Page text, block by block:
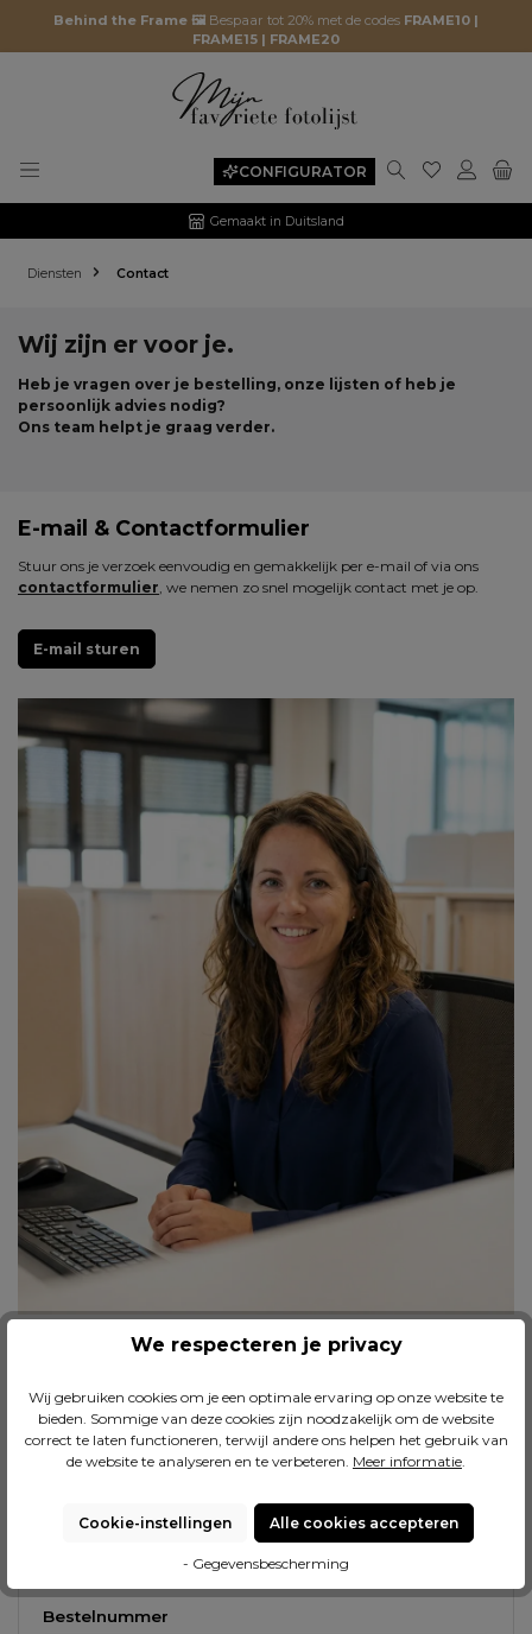
Behind the Frame 🖼️ Bespaar tot 20% met de codes FRAME10 |
FRAME15 | FRAME20
CONFIGURATOR Je hebt 0
Gemaakt in Duitsland
Diensten Contact
Wij zijn er voor je.
Heb je vragen over je bestelling, onze lijsten of heb je
persoonlijk advies nodig?
Ons team helpt je graag verder.
E-mail & Contactformulier
Stuur ons je verzoek eenvoudig en gemakkelijk per e-mail of via ons
contactformulier, we nemen zo snel mogelijk contact met je op.
E-mail sturen
Klacht over jouw bestelling
Is er iets niet in orde met jouw bestelling? Meld je
eenvoudig je bestelgegevens in en beschrijf de
schade – we zullen je verzoek beoordelen en nemen
spoedig contact met je op met een oplossing.
Bestelnummer
We respecteren je privacy
Wij gebruiken cookies om je een optimale ervaring op onze website te
bieden. Sommige van deze cookies zijn noodzakelijk om de website
correct te laten functioneren, terwijl andere ons helpen het gebruik van
de website te analyseren en te verbeteren. Meer informatie.
Cookie-instellingen Alle cookies accepteren
- Gegevensbescherming